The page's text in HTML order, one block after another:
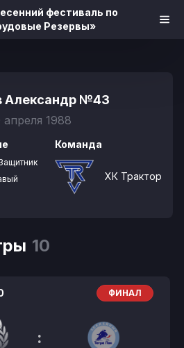
фестиваль по
Резервы»
Александр №43
апреля 1988
Команда
ХК Трактор
10
ФИНАЛ
: